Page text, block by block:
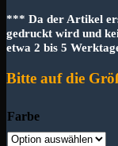
*** Da der Artikel
gedruckt wird und
etwa 2 bis 5
Bitte auf die
Farbe